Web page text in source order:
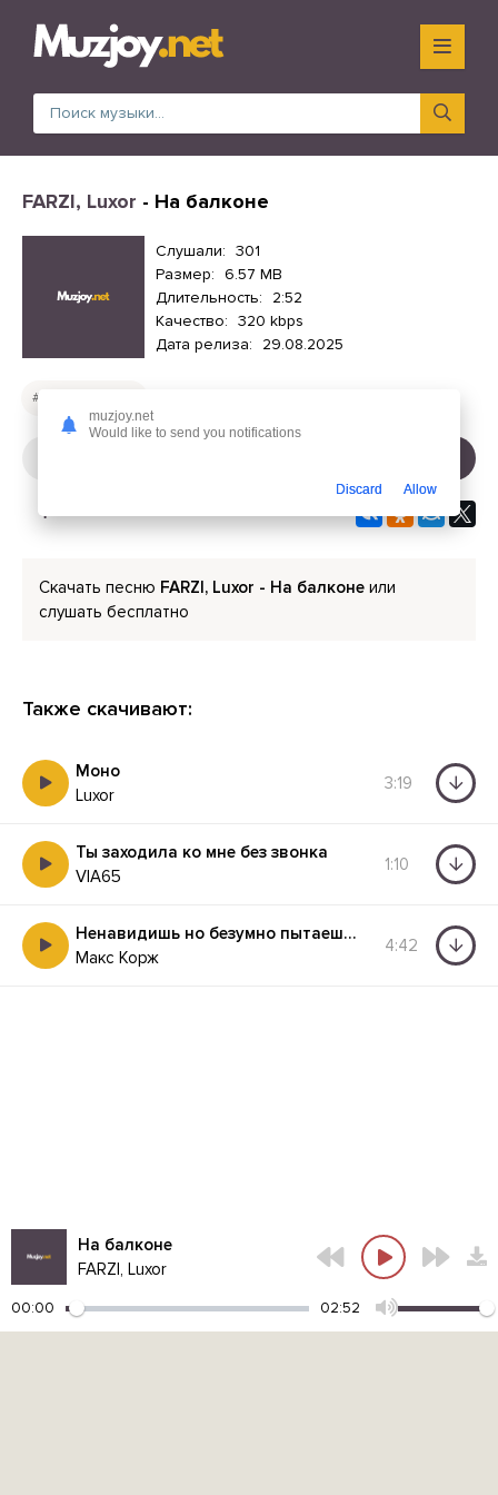
FARZI, Luxor - На балконе
Слушали: 301
Размер: 6.57 MB
Длительность:
2:52
Качество: 320 kbps
Дата релиза:
29.08.2025
Скачать песню FARZI, Luxor - На балконе или
слушать бесплатно
Также скачивают:
Моно
Luxor
3:19
Ты заходила ко мне без звонка
VIA65
1:10
Ненавидишь но безумно пытаешься всё вернуть
Макс Корж
4:42
На балконе
FARZI, Luxor
00:00 02:52
muzjoy.net
Would like to send you notifications
Discard Allow